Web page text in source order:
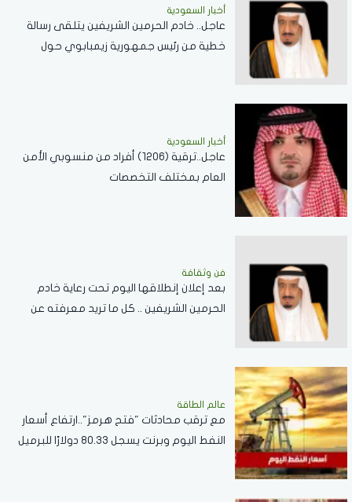
أخبار السعودية
عاجل.. خادم الحرمين الشريفين يتلقى رسالة
خطية من رئيس جمهورية زيمبابوي حول
أخبار السعودية
عاجل..ترقية (1206) أفراد من منسوبي الأمن
العام بمختلف التخصصات
فن وثقافة
بعد إعلان إنطلاقها اليوم تحت رعاية خادم
الحرمين الشريفين .. كل ما تريد معرفته عن
عالم الطاقة
مع ترقب محادثات "فتح هرمز"..ارتفاع أسعار
النفط اليوم وبرنت يسجل 80.33 دولارًا للبرميل